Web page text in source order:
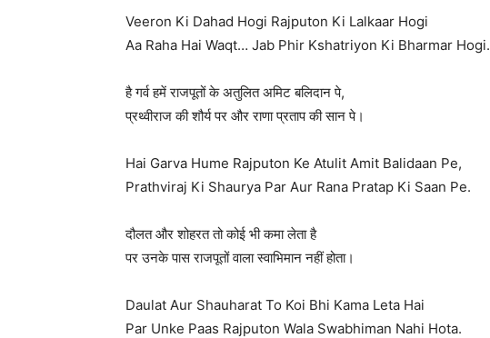
Veeron Ki Dahad Hogi Rajputon Ki Lalkaar Hogi
Aa Raha Hai Waqt… Jab Phir Kshatriyon Ki Bharmar Hogi.
है गर्व हमें राजपूतों के अतुलित अमिट बलिदान पे,
प्रथ्वीराज की शौर्य पर और राणा प्रताप की सान पे।
Hai Garva Hume Rajputon Ke Atulit Amit Balidaan Pe,
Prathviraj Ki Shaurya Par Aur Rana Pratap Ki Saan Pe.
दौलत और शोहरत तो कोई भी कमा लेता है
पर उनके पास राजपूतों वाला स्वाभिमान नहीं होता।
Daulat Aur Shauharat To Koi Bhi Kama Leta Hai
Par Unke Paas Rajputon Wala Swabhiman Nahi Hota.